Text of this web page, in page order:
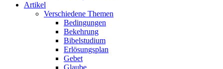
Artikel
Verschiedene Themen
Bedingungen
Bekehrung
Bibelstudium
Erlösungsplan
Gebet
Glaube